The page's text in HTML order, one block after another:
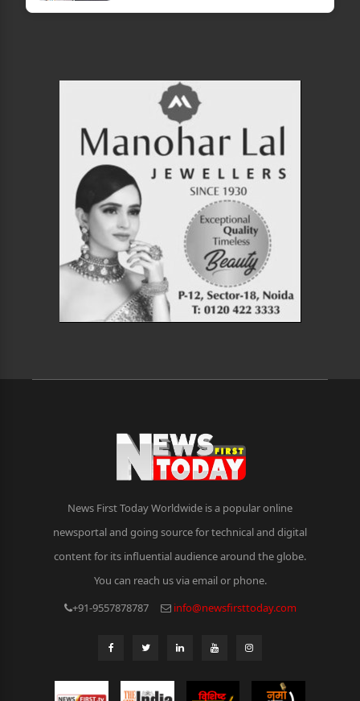
News First Today Worldwide is a popular online
newsportal and going source for technical and digital
content for its influential audience around the globe.
You can reach us via email or phone.
+91-9557878787
info@newsfirsttoday.com